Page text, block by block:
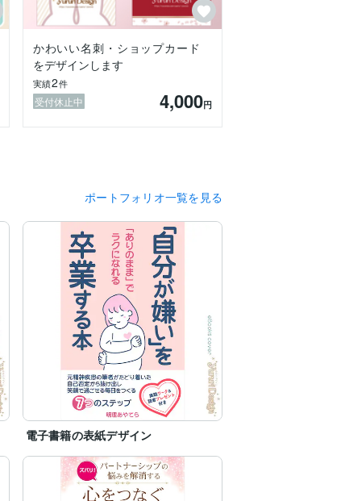
かわいい名刺・ショップカード
をデザインします
実績2件
受付休止中 4,000円
ポートフォリオ一覧を見る
電子書籍の表紙デザイン